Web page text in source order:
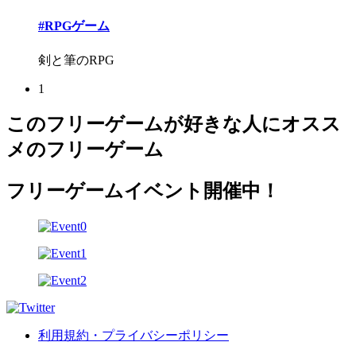
#RPGゲーム
剣と筆のRPG
1
このフリーゲームが好きな人にオスス
メのフリーゲーム
フリーゲームイベント開催中！
利用規約・プライバシーポリシー